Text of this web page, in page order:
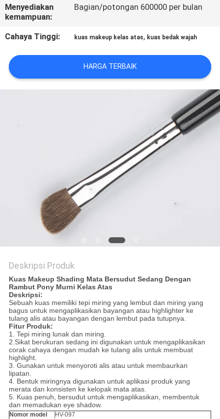
Menyediakan
kemampuan:
Bagian/potongan 600000 per bulan
Cahaya Tinggi: kuas makeup kelas atas, kuas bedak wajah
HARGA TERBAIK
Deskripsi Produk
Kuas Makeup Shading Mata Bersudut Sedang Dengan
Rambut Pony Murni Kelas Atas
Deskripsi:
Sebuah kuas memiliki tepi miring yang lembut dan miring yang
bagus untuk mengaplikasikan bayangan atau highlighter ke
tulang alis atau bayangan dengan lembut pada tutupnya.
Fitur Produk:
1. Tepi miring lunak dan miring.
2.Sikat berukuran sedang ini digunakan untuk mengaplikasikan
corak cahaya dengan mudah ke tulang alis untuk membuat
highlight.
3. Gunakan untuk menyoroti alis atau untuk membaurkan
lipatan.
4. Bentuk miringnya digunakan untuk aplikasi produk yang
merata dan konsisten ke kelopak mata atas.
5. Kuas penuh, bersudut untuk mengaplikasikan, membentuk
dan memadukan eye shadow.
Nomor model HV-097